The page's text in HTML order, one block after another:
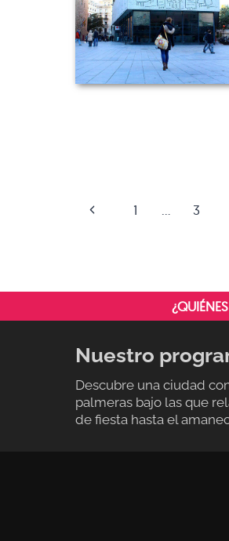
NAVEGACIÓN
Página
1 3
Nuestro
Descubre una ciudad
palmeras bajo las que
de fiesta hasta el